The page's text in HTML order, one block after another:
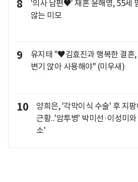
8
'의사 남편♥' 재혼 윤해영, 55세
않는 미모
9
유지태 "♥김효진과 행복한 결혼,
변기 앉아 사용해야" (미우새)
10
양희은, '각막이식 수술' 후 지
근황..'암투병' 박미선·이성미
소'